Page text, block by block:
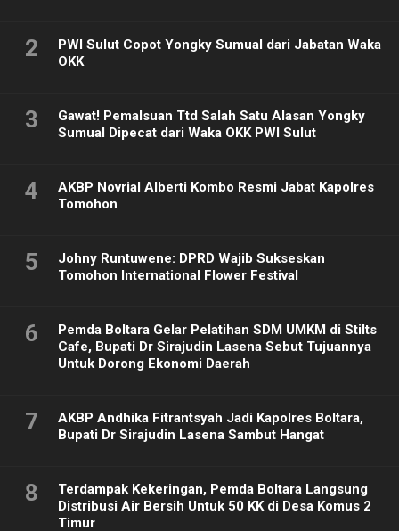
2
PWI Sulut Copot Yongky Sumual dari Jabatan Waka
OKK
3
Gawat! Pemalsuan Ttd Salah Satu Alasan Yongky
Sumual Dipecat dari Waka OKK PWI Sulut
4
AKBP Novrial Alberti Kombo Resmi Jabat Kapolres
Tomohon
5
Johny Runtuwene: DPRD Wajib Sukseskan
Tomohon International Flower Festival
6
Pemda Boltara Gelar Pelatihan SDM UMKM di Stilts
Cafe, Bupati Dr Sirajudin Lasena Sebut Tujuannya
Untuk Dorong Ekonomi Daerah
7
AKBP Andhika Fitrantsyah Jadi Kapolres Boltara,
Bupati Dr Sirajudin Lasena Sambut Hangat
8
Terdampak Kekeringan, Pemda Boltara Langsung
Distribusi Air Bersih Untuk 50 KK di Desa Komus 2
Timur